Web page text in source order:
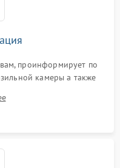
проинформирует по
камеры а также